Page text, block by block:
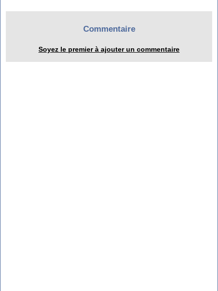
Commentaire
Soyez le premier à ajouter un commentaire